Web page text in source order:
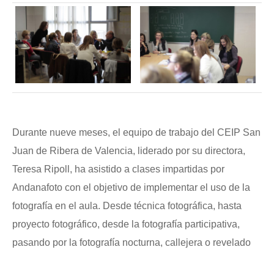
Durante nueve meses, el equipo de trabajo del CEIP San
Juan de Ribera de Valencia, liderado por su directora,
Teresa Ripoll, ha asistido a clases impartidas por
Andanafoto con el objetivo de implementar el uso de la
fotografía en el aula. Desde técnica fotográfica, hasta
proyecto fotográfico, desde la fotografía participativa,
pasando por la fotografía nocturna, callejera o revelado